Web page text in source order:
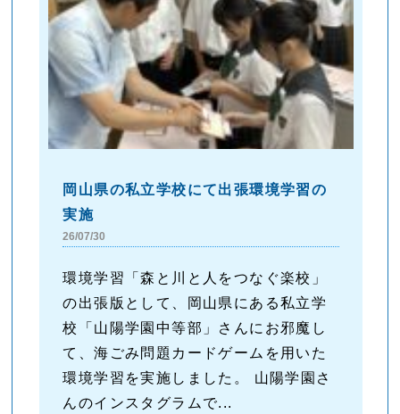
岡山県の私立学校にて出張環境学習の
実施
26/07/30
環境学習「森と川と人をつなぐ楽校」
の出張版として、岡山県にある私立学
校「山陽学園中等部」さんにお邪魔し
て、海ごみ問題カードゲームを用いた
環境学習を実施しました。 山陽学園さ
んのインスタグラムで...